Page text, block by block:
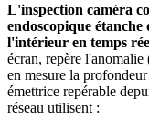
L'inspection caméra
endoscopique
l'intérieur en temps
écran, repère
en mesure la
émettrice repérable
réseau utilisent :